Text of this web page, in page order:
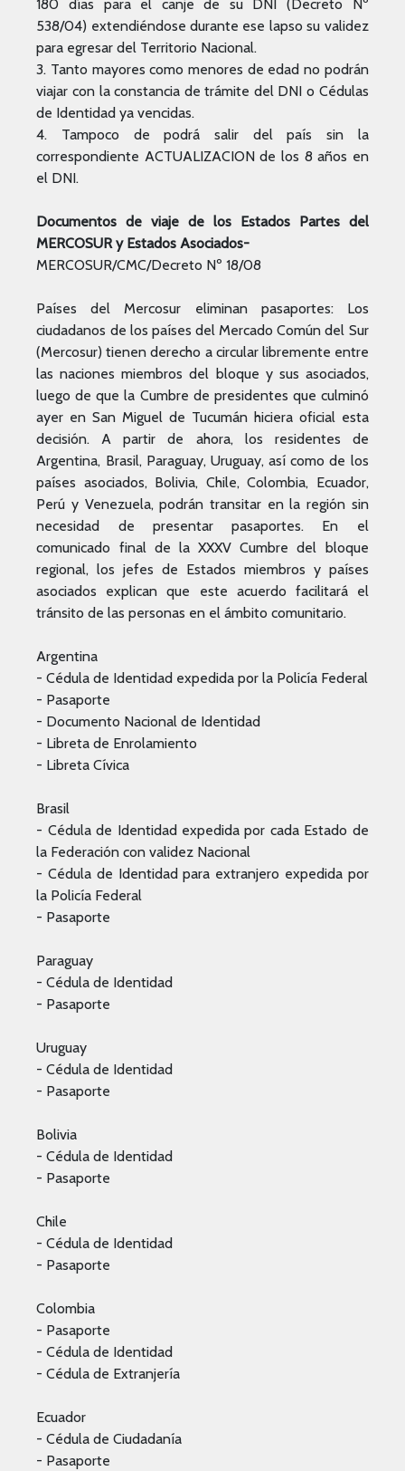
180 días para el canje de su DNI (Decreto Nº
538/04) extendiéndose durante ese lapso su validez
para egresar del Territorio Nacional.
3. Tanto mayores como menores de edad no podrán
viajar con la constancia de trámite del DNI o Cédulas
de Identidad ya vencidas.
4. Tampoco de podrá salir del país sin la
correspondiente ACTUALIZACION de los 8 años en
el DNI.
Documentos de viaje de los Estados Partes del
MERCOSUR y Estados Asociados-
MERCOSUR/CMC/Decreto Nº 18/08
Países del Mercosur eliminan pasaportes: Los
ciudadanos de los países del Mercado Común del Sur
(Mercosur) tienen derecho a circular libremente entre
las naciones miembros del bloque y sus asociados,
luego de que la Cumbre de presidentes que culminó
ayer en San Miguel de Tucumán hiciera oficial esta
decisión. A partir de ahora, los residentes de
Argentina, Brasil, Paraguay, Uruguay, así como de los
países asociados, Bolivia, Chile, Colombia, Ecuador,
Perú y Venezuela, podrán transitar en la región sin
necesidad de presentar pasaportes. En el
comunicado final de la XXXV Cumbre del bloque
regional, los jefes de Estados miembros y países
asociados explican que este acuerdo facilitará el
tránsito de las personas en el ámbito comunitario.
Argentina
- Cédula de Identidad expedida por la Policía Federal
- Pasaporte
- Documento Nacional de Identidad
- Libreta de Enrolamiento
- Libreta Cívica
Brasil
- Cédula de Identidad expedida por cada Estado de
la Federación con validez Nacional
- Cédula de Identidad para extranjero expedida por
la Policía Federal
- Pasaporte
Paraguay
- Cédula de Identidad
- Pasaporte
Uruguay
- Cédula de Identidad
- Pasaporte
Bolivia
- Cédula de Identidad
- Pasaporte
Chile
- Cédula de Identidad
- Pasaporte
Colombia
- Pasaporte
- Cédula de Identidad
- Cédula de Extranjería
Ecuador
- Cédula de Ciudadanía
- Pasaporte